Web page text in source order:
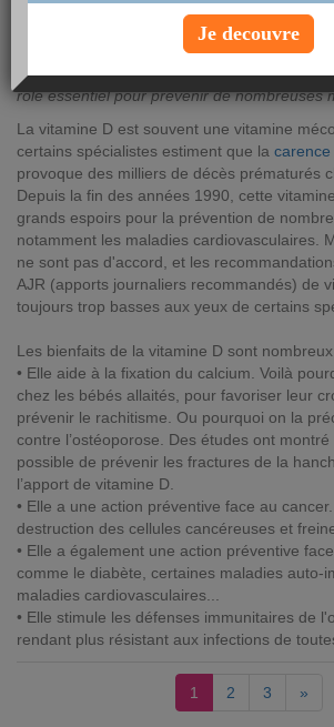
mercredi 10 janvier 2018
Souvent méconnue, la vitamine D, aussi
soleil", est pourtant très importante pour
rôle essentiel pour prévenir de nombreuses
La vitamine D est souvent une vitamine
certains spécialistes estiment que la
provoque des milliers de décès prématurés
Depuis la fin des années 1990, cette
grands espoirs pour la prévention de
notamment les maladies cardiovasculaires.
ne sont pas d'accord, et les
AJR (apports journaliers recommandés) de
toujours trop basses aux yeux de certains
Les bienfaits de la vitamine D sont
• Elle aide à la fixation du calcium. Voilà
chez les bébés allaités, pour favoriser leur
prévenir le rachitisme. Ou pourquoi on la
contre l’ostéoporose. Des études ont
possible de prévenir les fractures de la
l’apport de vitamine D.
• Elle a une action préventive face au
destruction des cellules cancéreuses et
• Elle a également une action préventive
comme le diabète, certaines maladies auto-
maladies cardiovasculaires...
• Elle stimule les défenses immunitaires de
rendant plus résistant aux infections de
1 2 3 »
Je decouvre